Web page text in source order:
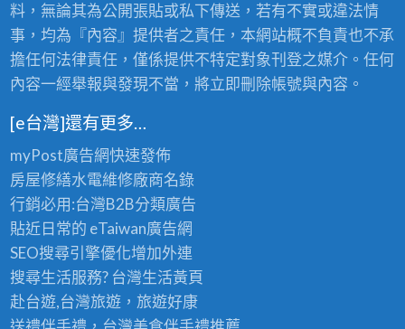
料，無論其為公開張貼或私下傳送，若有不實或違法情
事，均為『內容』提供者之責任，本網站概不負責也不承
擔任何法律責任，僅係提供不特定對象刊登之媒介。任何
內容一經舉報與發現不當，將立即刪除帳號與內容。
[e台灣]還有更多…
myPost廣告網快速發佈
房屋修繕水電維修廠商名錄
行銷必用:台灣B2B分類廣告
貼近日常的 eTaiwan廣告網
SEO搜尋引擎優化增加外連
搜尋生活服務? 台灣生活黃頁
赴台遊,台灣旅遊，旅遊好康